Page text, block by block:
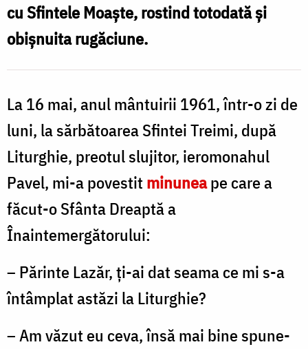
Magda
Buftea
cu Sfintele Moaşte, rostind totodată şi
obişnuita rugăciune.
La 16 mai, anul mântuirii 1961, într-o zi de
luni, la sărbătoarea Sfintei Treimi, după
Liturghie, preotul slujitor, ieromonahul
Pavel, mi-a povestit minuneape care a
făcut-o Sfânta Dreaptă a
Înaintemergătorului:
– Părinte Lazăr, ţi-ai dat seama ce mi s-a
întâmplat astăzi la Liturghie?
– Am văzut eu ceva, însă mai bine spune-